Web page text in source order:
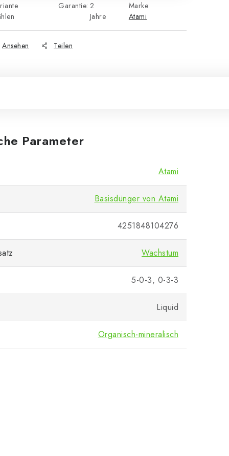
Marke:
Atami
Garantie: 2
Jahre
Ansehen Teilen
Parameter
Atami
Basisdünger von Atami
4251848104276
Wachstum
5-0-3, 0-3-3
Liquid
Organisch-mineralisch